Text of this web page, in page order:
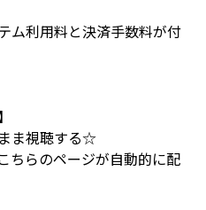
ム利用料と決済手数料が付
ま視聴する☆
ちらのページが自動的に配